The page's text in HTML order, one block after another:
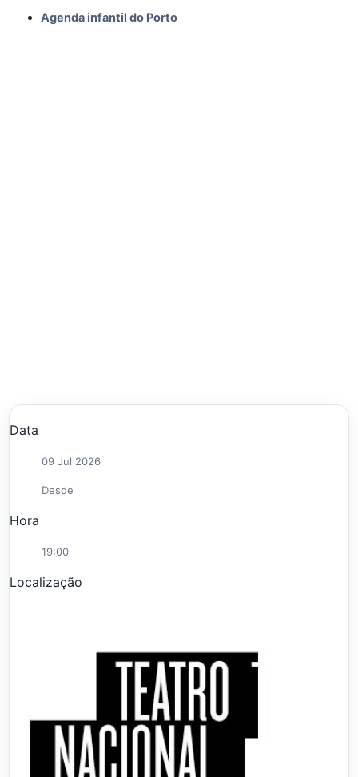
Agenda infantil do Porto
Data
09 Jul 2026
Desde
Hora
19:00
Localização